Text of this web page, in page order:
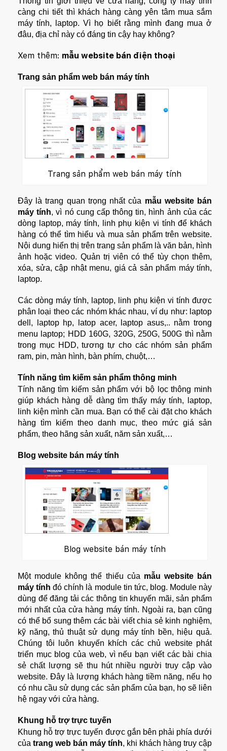
càng chi tiết thì khách hàng càng yên tâm mua sắm
máy tính, laptop. Vì họ biết rằng mình đang mua ở
đâu, địa chỉ này có đáng tin cậy hay không?
Xem thêm: mẫu website bán điện thoại
Trang sản phẩm web bán máy tính
Trang sản phẩm web bán máy tính
Đây là trang quan trọng nhất của mẫu website bán
máy tính, vì nó cung cấp thông tin, hình ảnh của các
dòng laptop, máy tính, linh phụ kiện vi tính để khách
hàng có thể tìm hiểu và mua sản phẩm trên website.
Nội dung hiển thị trên trang sản phẩm là văn bản, hình
ảnh hoặc video. Quản trị viên có thể tùy chọn thêm,
xóa, sửa, cập nhật menu, giá cả sản phẩm máy tính,
laptop.
Các dòng máy tính, laptop, linh phụ kiện vi tính được
phân loại theo các nhóm khác nhau, ví dụ như: laptop
dell, laptop hp, latop acer, laptop asus,.. nằm trong
menu laptop; HDD 160G, 320G, 250G, 500G thì nằm
trong mục HDD, tương tự cho các nhóm sản phẩm
ram, pin, màn hình, bàn phím, chuột,…
Tính năng tìm kiếm sản phẩm thông minh
Tính năng tìm kiếm sản phẩm với bộ lọc thông minh
giúp khách hàng dễ dàng tìm thấy máy tính, laptop,
linh kiện mình cần mua. Bạn có thể cài đặt cho khách
hàng tìm kiếm theo danh mục, theo mức giá sản
phẩm, theo hãng sản xuất, năm sản xuất,…
Blog website bán máy tính
Blog website bán máy tính
Một module không thể thiếu của mẫu websitebán
máy tính đó chính là module tin tức, blog. Module này
dùng để đăng tải các thông tin khuyến mãi, sản phẩm
mới nhất của cửa hàng máy tính. Ngoài ra, bạn cũng
có thể bổ sung thêm các bài viết chia sẻ kinh nghiệm,
kỹ năng, thủ thuật sử dụng máy tính bền, hiệu quả.
Chúng tôi luôn khuyến khích các chủ website phát
triển mục blog của web, vì nếu bạn viết các bài chia
sẻ chất lượng sẽ thu hút nhiều người truy cập vào
website. Đây là lượng khách hàng tiềm năng, nếu họ
có nhu cầu sử dụng các sản phẩm của bạn, họ sẽ liên
hệ ngay với cửa hàng.
Khung hỗ trợ trực tuyến
Khung hỗ trợ trực tuyến được gắn bên phải phía dưới
của trang web bán máy tính, khi khách hàng truy cập